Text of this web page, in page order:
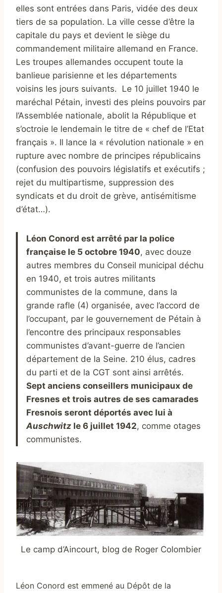
elles sont entrées dans Paris, vidée des deux
tiers de sa population. La ville cesse d’être la
capitale du pays et devient le siège du
commandement militaire allemand en France.
Les troupes allemandes occupent toute la
banlieue parisienne et les départements
voisins les jours suivants. Le 10 juillet 1940 le
maréchal Pétain, investi des pleins pouvoirs par
l’Assemblée nationale, abolit la République et
s’octroie le lendemain le titre de « chef de l’Etat
français ». Il lance la « révolution nationale » en
rupture avec nombre de principes républicains
(confusion des pouvoirs législatifs et exécutifs ;
rejet du multipartisme, suppression des
syndicats et du droit de grève, antisémitisme
d’état…).
Léon Conord est arrêté par la police
française le 5 octobre 1940, avec douze
autres membres du Conseil municipal déchu
en 1940, et trois autres militants
communistes de la commune, dans la
grande rafle (4) organisée, avec l’accord de
l’occupant, par le gouvernement de Pétain à
l’encontre des principaux responsables
communistes d’avant-guerre de l’ancien
département de la Seine. 210 élus, cadres
du parti et de la CGT sont ainsi arrêtés.
Sept anciens conseillers municipaux de
Fresnes et trois autres de ses camarades
Fresnois seront déportés avec lui à
Auschwitz le 6 juillet 1942, comme otages
communistes.
Le camp d’Aincourt, blog de Roger Colombier
Léon Conord est emmené au Dépôt de la